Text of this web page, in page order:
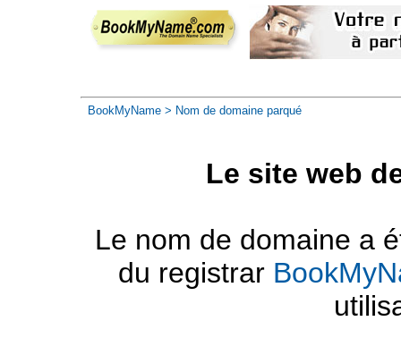
BookMyName > Nom de domaine parqué
Le site web
Le nom de domaine a
du registrar